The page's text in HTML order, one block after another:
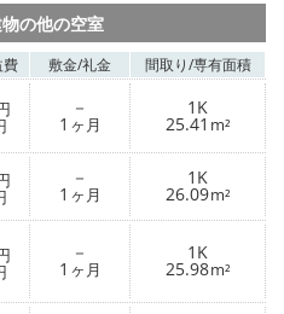
の他の空室
敷金/礼金 間取り/専有面積
－
1 ヶ月
1K
25.41 m²
－
1 ヶ月
1K
26.09m²
－
1 ヶ月
1K
25.98m²